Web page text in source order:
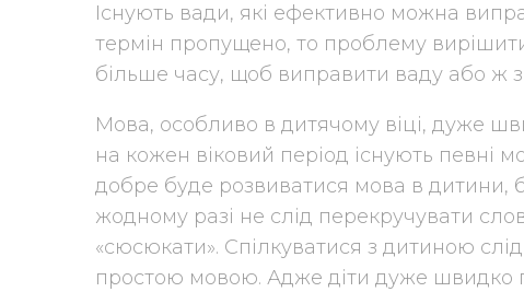
Існують вади, які ефективно можна
термін пропущено, то проблему
більше часу, щоб виправити ваду або ж
Мова, особливо в дитячому віці, дуже
на кожен віковий період існують певні
добре буде розвиватися мова в дитини,
жодному разі не слід перекручувати
«сюсюкати». Спілкуватися з дитиною
простою мовою. Адже діти дуже швидко